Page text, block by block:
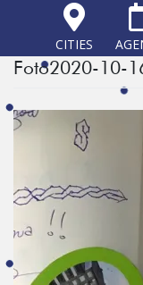
CITIES
Foto2020-10-